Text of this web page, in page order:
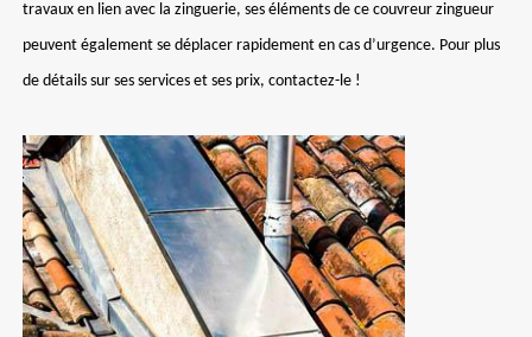
travaux en lien avec la zinguerie, ses éléments de ce couvreur zingueur
peuvent également se déplacer rapidement en cas d’urgence. Pour plus
de détails sur ses services et ses prix, contactez-le !